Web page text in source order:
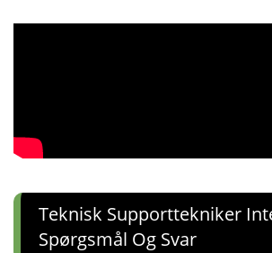
Teknisk Supporttekniker
Spørgsmål Og Svar